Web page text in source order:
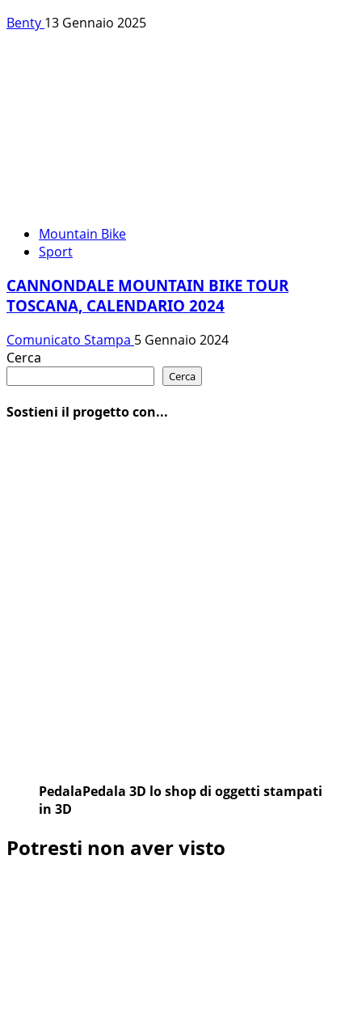
Benty 13 Gennaio 2025
Mountain Bike
Sport
CANNONDALE MOUNTAIN BIKE TOUR
TOSCANA, CALENDARIO 2024
Comunicato Stampa 5 Gennaio 2024
Cerca
Cerca
Sostieni il progetto con...
PedalaPedala 3D lo shop di oggetti stampati
in 3D
Potresti non aver visto